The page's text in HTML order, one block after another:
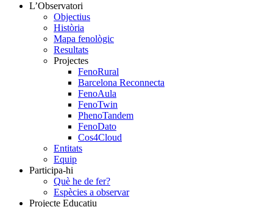
L’Observatori
Objectius
Història
Mapa fenològic
Resultats
Projectes
FenoRural
Barcelona Reconnecta
FenoAula
FenoTwin
PhenoTandem
FenoDato
Cos4Cloud
Entitats
Equip
Participa-hi
Què he de fer?
Espècies a observar
Projecte Educatiu